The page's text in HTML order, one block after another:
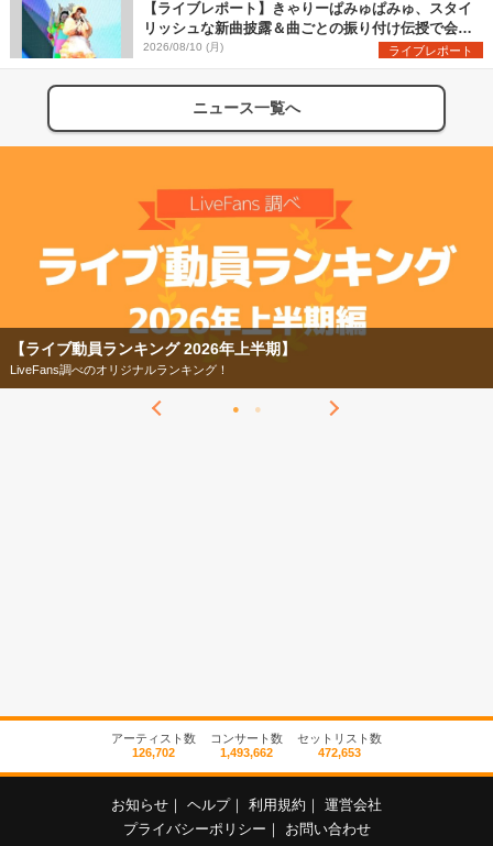
【ライブレポート】きゃりーぱみゅぱみゅ、スタイ
リッシュな新曲披露＆曲ごとの振り付け伝授で会場
を盛り上げまくる！＜LuckyFes’26＞
2026/08/10 (月) ライブレポート
ニュース一覧へ
【ライブ動員ランキング 2026年上半期】
LiveFans調べのオリジナルランキング！
アーティスト数
126,702
コンサート数
1,493,662
セットリスト数
472,653
お知らせ ヘルプ 利用規約
運営会社
プライバシーポリシー
お問い合わせ